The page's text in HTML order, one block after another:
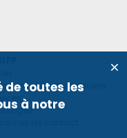
contre des policiers
de toutes les
à notre